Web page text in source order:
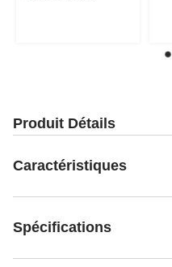
Produit Détails
Caractéristiques
Spécifications